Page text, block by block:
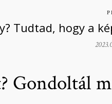
Tudtad, hogy a
Gondoltál